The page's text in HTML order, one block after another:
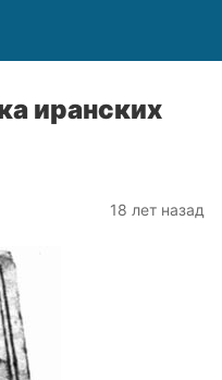
иранских
18 лет назад